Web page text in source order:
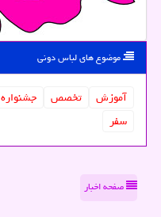
موضوع های لباس دونی
آموزش تخصص جشنواره
سفر
صفحه اخبار